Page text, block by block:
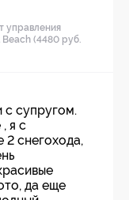
управления
Beach (4480 руб.
с супругом.
я с
снегохода,
да еще